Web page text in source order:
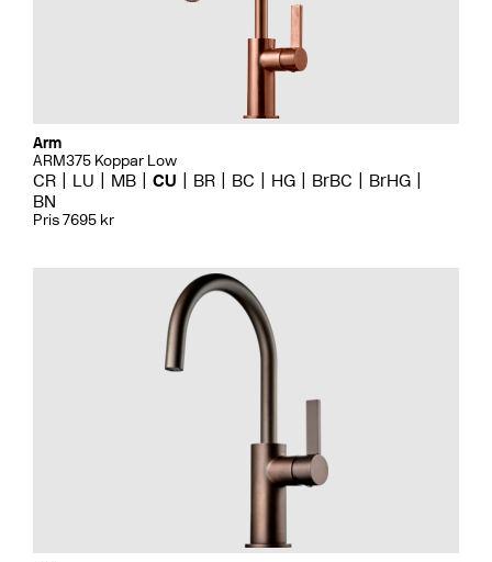
Arm
ARM375 Koppar Low
CR LU MB CU BR BC HG BrBC
BrHG
BN
Pris 7695 kr